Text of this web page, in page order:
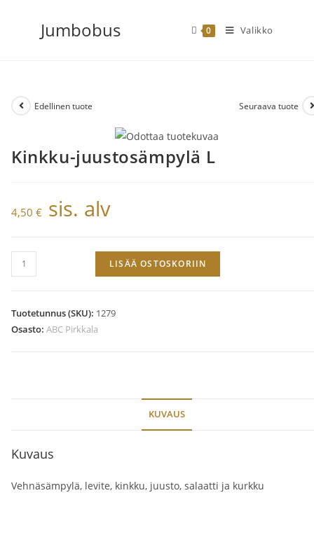
sisältöön
Jumbobus 0 Valikko
Edellinen tuote Seuraava tuote
Kinkku-juustosämpylä L
4,50 € sis. alv
Kinkku-
juustosämpylä
määrä
LISÄÄ OSTOSKORIIN
Tuotetunnus (SKU): 1279
Osasto: ABC Pirkkala
KUVAUS
Kuvaus
Vehnäsämpylä, levite, kinkku, juusto, salaatti ja kurkku